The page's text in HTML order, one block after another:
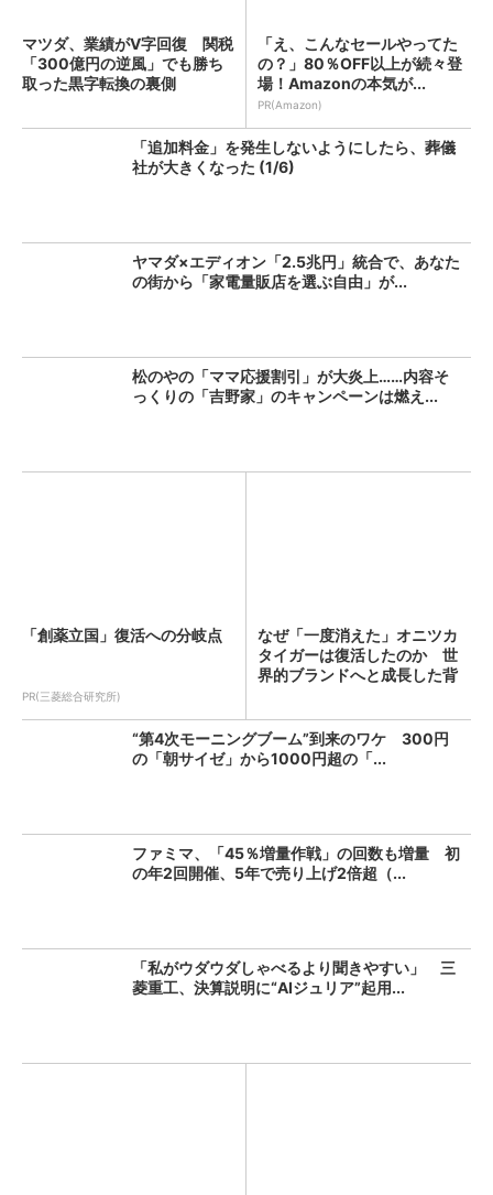
マツダ、業績がV字回復 関税
「300億円の逆風」でも勝ち
取った黒字転換の裏側
「え、こんなセールやってた
の？」80％OFF以上が続々登
場！Amazonの本気が...
PR(Amazon)
「追加料金」を発生しないようにしたら、葬儀
社が大きくなった (1/6)
ヤマダ×エディオン「2.5兆円」統合で、あなた
の街から「家電量販店を選ぶ自由」が...
松のやの「ママ応援割引」が大炎上……内容そ
っくりの「吉野家」のキャンペーンは燃え...
「創薬立国」復活への分岐点
PR(三菱総合研究所)
なぜ「一度消えた」オニツカ
タイガーは復活したのか 世
界的ブランドへと成長した背
“第4次モーニングブーム”到来のワケ 300円
の「朝サイゼ」から1000円超の「...
ファミマ、「45％増量作戦」の回数も増量 初
の年2回開催、5年で売り上げ2倍超（...
「私がウダウダしゃべるより聞きやすい」 三
菱重工、決算説明に“AIジュリア”起用...